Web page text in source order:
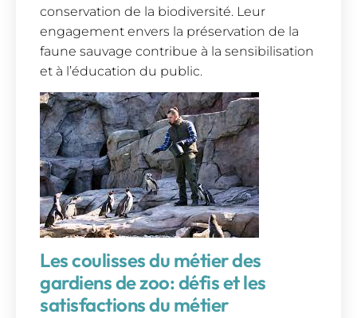
conservation de la biodiversité. Leur
engagement envers la préservation de la
faune sauvage contribue à la sensibilisation
et à l’éducation du public.
Les coulisses du métier des
gardiens de zoo: défis et les
satisfactions du métier